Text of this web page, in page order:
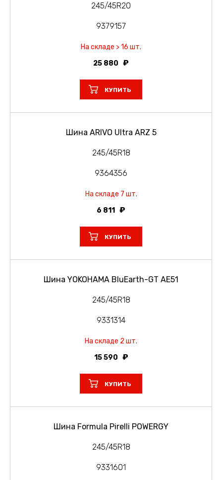
245/45R20
9379157
На складе > 16 шт.
25 880
КУПИТЬ
Шина ARIVO Ultra ARZ 5
245/45R18
9364356
На складе 7 шт.
6 811
КУПИТЬ
Шина YOKOHAMA BluEarth-GT AE51
245/45R18
9331314
На складе 2 шт.
15 590
КУПИТЬ
Шина Formula Pirelli POWERGY
245/45R18
9331601